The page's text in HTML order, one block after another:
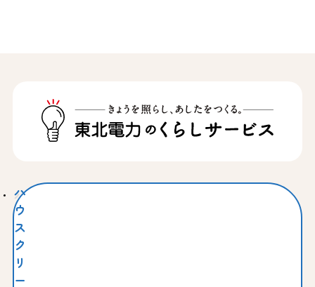
ハ
ウ
ス
ク
リ
ー